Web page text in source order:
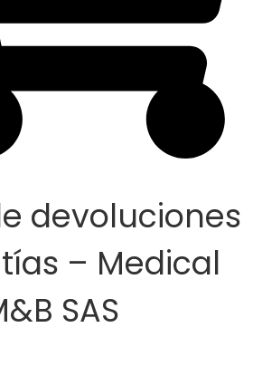
devoluciones
– Medical
SAS